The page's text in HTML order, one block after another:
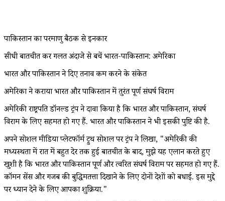
पाकिस्तान का परमाणु बैठक से इनकार
सीधी बातचीत कर गलत अंदाजे से बचें भारत-पाकिस्तान: अमेरिका
भारत और पाकिस्तान ने दिए तनाव कम करने के संकेत
अमेरिका ने कराया भारत और पाकिस्तान में तुरंत पूर्ण संघर्ष विराम
अमेरिकी राष्ट्रपति डॉनल्ड ट्रंप ने दावा किया है कि भारत और पाकिस्तान, संघर्ष
विराम के लिए सहमत हो गए हैं. भारत और पाकिस्तान ने भी इसकी पुष्टि की है.
अपने सोशल मीडिया प्लेटफॉर्म ट्रुथ सोशल पर ट्रंप ने लिखा, "अमेरिकी की
मध्यस्थता में रात में बहुत देर तक हुई बातचीत के बाद, मुझे यह एलान करते हुए
खुशी है कि भारत और पाकिस्तान पूर्ण और त्वरित संघर्ष विराम पर सहमत हो गए हैं.
कॉमन सेंस और गजब की बुद्धिमतत्ता दिखाने के लिए दोनों देशों को बधाई. इस मुद्दे
पर ध्यान देने के लिए आपका शुक्रिया."